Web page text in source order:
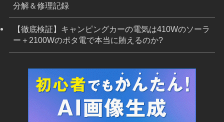
分解＆修理記録
【徹底検証】キャンピングカーの電気は410Wのソーラ
ー＋2100Wのポタ電で本当に賄えるのか?